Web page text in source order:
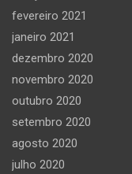
fevereiro 2021
janeiro 2021
dezembro 2020
novembro 2020
outubro 2020
setembro 2020
agosto 2020
julho 2020